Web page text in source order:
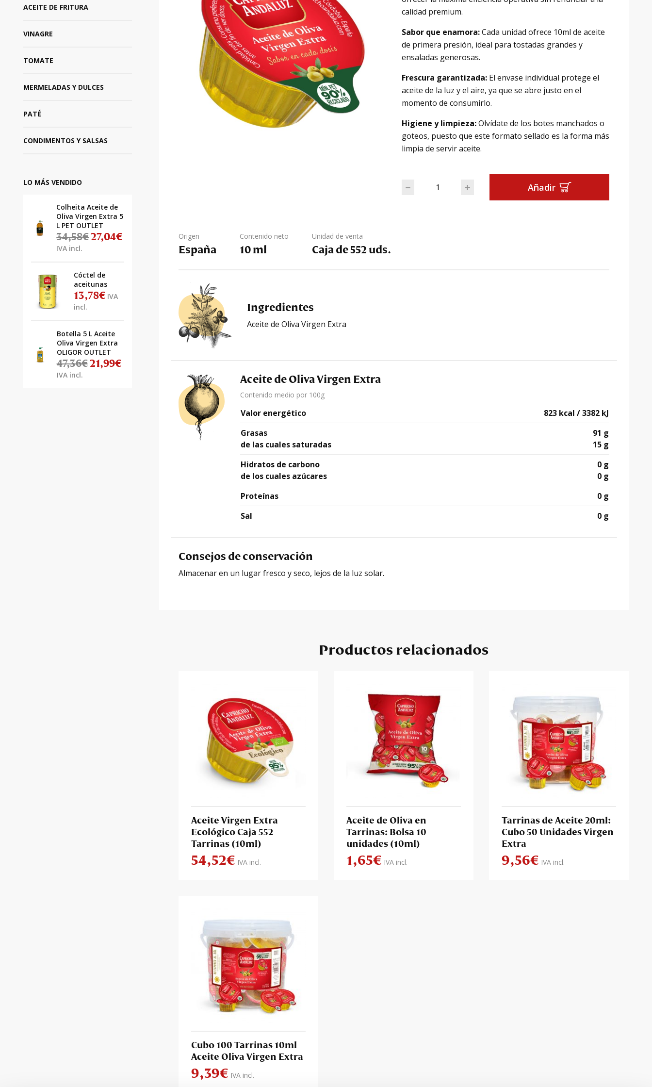
ACEITE DE FRITURA
VINAGRE
TOMATE
MERMELADAS Y DULCES
PATÉ
CONDIMENTOS Y SALSAS
LO MÁS VENDIDO
Colheita Aceite de
Oliva Virgen Extra 5
L PET OUTLET
34,58€El precio original era: 34,58€.
27,04€El precio actual es: 27,04€.
IVA incl.
Cóctel de
aceitunas
13,78€ IVA
incl.
Botella 5 L Aceite
Oliva Virgen Extra
OLIGOR OUTLET
47,36€ El precio original era: 47,36€.
21,99€El precio actual es: 21,99€.
IVA incl.
calidad premium.
Sabor que enamora:Cada unidad ofrece 10ml de aceite
de primera presión, ideal para tostadas grandes y
ensaladas generosas.
Frescura garantizada: El envase individual protege el
aceite de la luz y el aire, ya que se abre justo en el
momento de consumirlo.
Higiene y limpieza:Olvídate de los botes manchados o
goteos, puesto que este formato sellado es la forma más
limpia de servir aceite.
Monodosis Aceite Virgen Extra: Caja 552 unidades (10ml) cantidad
Añadir
Origen
España
Contenido neto
10 ml
Unidad de venta
Caja de 552 uds.
Ingredientes
Aceite de Oliva Virgen Extra
Aceite de Oliva Virgen Extra
Contenido medio por 100g
Valor energético
823 kcal / 3382 kJ
Grasas
de las cuales saturadas
91 g
15 g
Hidratos de carbono
de los cuales azúcares
0 g
0 g
Proteínas
0 g
Sal
0 g
Consejos de conservación
Almacenar en un lugar fresco y seco, lejos de la luz solar.
Productos relacionados
Aceite Virgen Extra
Ecológico Caja 552
Tarrinas (10ml)
54,52€ IVA incl.
Aceite de Oliva en
Tarrinas: Bolsa 10
unidades (10ml)
1,65€ IVA incl.
Tarrinas de Aceite 20ml:
Cubo 50 Unidades Virgen
Extra
9,56€ IVA incl.
Cubo 100 Tarrinas 10ml
Aceite Oliva Virgen Extra
9,39€ IVA incl.